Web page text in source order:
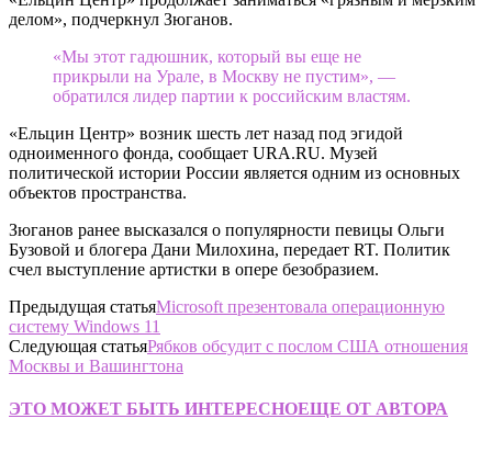
делом», подчеркнул Зюганов.
«Мы этот гадюшник, который вы еще не
прикрыли на Урале, в Москву не пустим», —
обратился лидер партии к российским властям.
«Ельцин Центр» возник шесть лет назад под эгидой
одноименного фонда, сообщает URA.RU. Музей
политической истории России является одним из основных
объектов пространства.
Зюганов ранее высказался о популярности певицы Ольги
Бузовой и блогера Дани Милохина, передает RT. Политик
счел выступление артистки в опере безобразием.
Предыдущая статьяMicrosoft презентовала операционную
систему Windows 11
Следующая статьяРябков обсудит с послом США отношения
Москвы и Вашингтона
ЭТО МОЖЕТ БЫТЬ ИНТЕРЕСНОЕЩЕ ОТ АВТОРА